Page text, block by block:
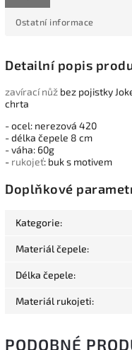
Ostatní informace
Detailní popis
zavírací nůž bez pojistky
chrta
- ocel: nerezová 420
- délka čepele 8 cm
- váha: 60g
- rukojeť: buk s motivem
Doplňkové
Kategorie:
Materiál čepele:
Délka čepele:
Materiál rukojeti:
PODOBNÉ